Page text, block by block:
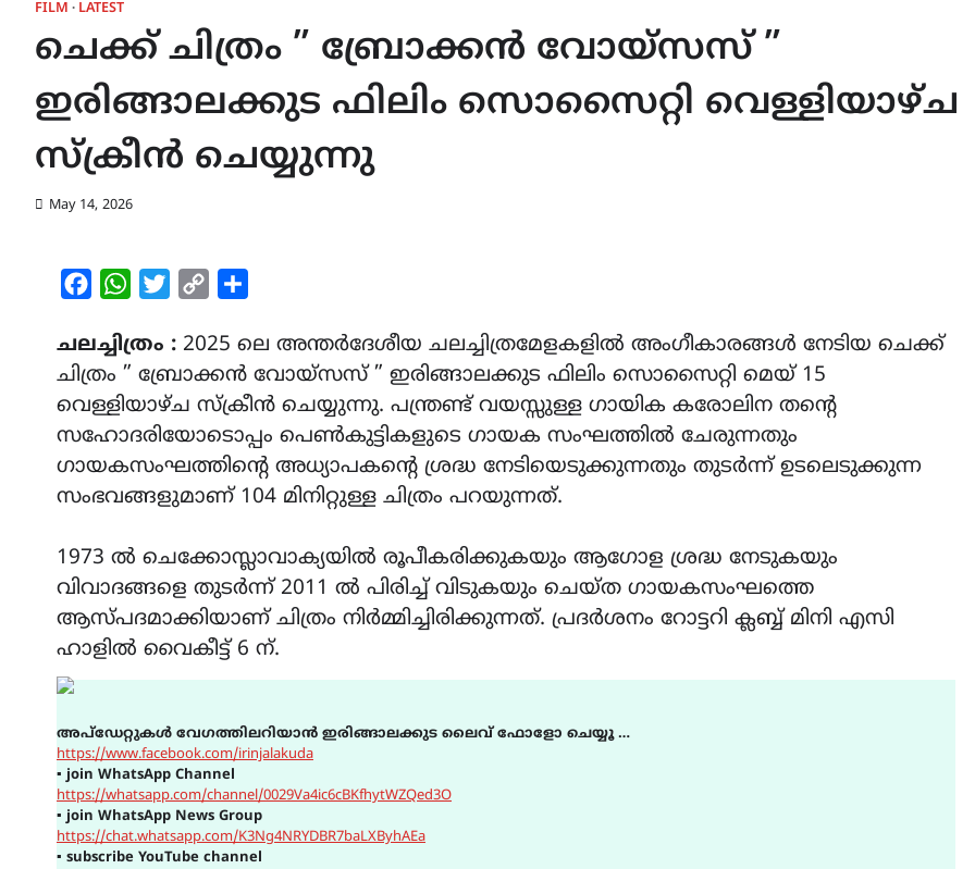
FILM LATEST
ചെക്ക് ചിത്രം ” ബ്രോക്കൻ വോയ്സസ് ”
ഇരിങ്ങാലക്കുട ഫിലിം സൊസൈറ്റി വെള്ളിയാഴ്ച
സ്‌ക്രീൻ ചെയ്യുന്നു
May 14, 2026
FacebookWhatsAppTwitterCopy
ചലച്ചിത്രം : 2025 ലെ അന്തർദേശീയ ചലച്ചിത്രമേളകളിൽ അംഗീകാരങ്ങൾ നേടിയ ചെക്ക്
ചിത്രം ” ബ്രോക്കൻ വോയ്സസ് ” ഇരിങ്ങാലക്കുട ഫിലിം സൊസൈറ്റി മെയ് 15
വെള്ളിയാഴ്ച സ്‌ക്രീൻ ചെയ്യുന്നു. പന്ത്രണ്ട് വയസ്സുള്ള ഗായിക കരോലിന തൻ്റെ
സഹോദരിയോടൊപ്പം പെൺകുട്ടികളുടെ ഗായക സംഘത്തിൽ ചേരുന്നതും
ഗായകസംഘത്തിൻ്റെ അധ്യാപകൻ്റെ ശ്രദ്ധ നേടിയെടുക്കുന്നതും തുടർന്ന് ഉടലെടുക്കുന്ന
സംഭവങ്ങളുമാണ് 104 മിനിറ്റുള്ള ചിത്രം പറയുന്നത്.
1973 ൽ ചെക്കോസ്ലാവാക്യയിൽ രൂപീകരിക്കുകയും ആഗോള ശ്രദ്ധ നേടുകയും
വിവാദങ്ങളെ തുടർന്ന് 2011 ൽ പിരിച്ച് വിടുകയും ചെയ്ത ഗായകസംഘത്തെ
ആസ്പദമാക്കിയാണ് ചിത്രം നിർമ്മിച്ചിരിക്കുന്നത്. പ്രദർശനം റോട്ടറി ക്ലബ്ബ് മിനി എസി
ഹാളിൽ വൈകീട്ട് 6 ന്.
അപ്ഡേറ്റുകൾ വേഗത്തിലറിയാൻ ഇരിങ്ങാലക്കുട ലൈവ് ഫോളോ ചെയ്യൂ …
https://www.facebook.com/irinjalakuda
▪join WhatsApp Channel
https://whatsapp.com/channel/0029Va4ic6cBKfhytWZQed3O
▪join WhatsApp News Group
https://chat.whatsapp.com/K3Ng4NRYDBR7baLXByhAEa
▪ subscribe YouTube channel